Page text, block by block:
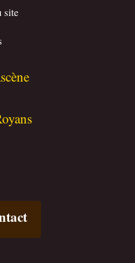
site